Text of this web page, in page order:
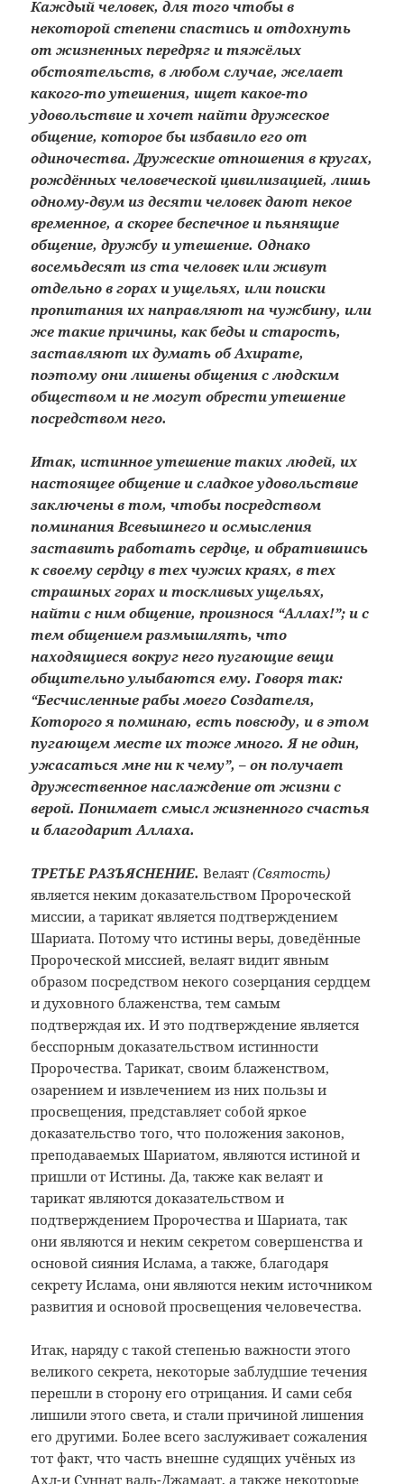
Каждый человек, для того чтобы в
некоторой степени спастись и отдохнуть
от жизненных передряг и тяжёлых
обстоятельств, в любом случае, желает
какого-то утешения, ищет какое-то
удовольствие и хочет найти дружеское
общение, которое бы избавило его от
одиночества. Дружеские отношения в кругах,
рождённых человеческой цивилизацией, лишь
одному-двум из десяти человек дают некое
временное, а скорее беспечное и пьянящие
общение, дружбу и утешение. Однако
восемьдесят из ста человек или живут
отдельно в горах и ущельях, или поиски
пропитания их направляют на чужбину, или
же такие причины, как беды и старость,
заставляют их думать об Ахирате,
поэтому они лишены общения с людским
обществом и не могут обрести утешение
посредством него.
Итак, истинное утешение таких людей, их
настоящее общение и сладкое удовольствие
заключены в том, чтобы посредством
поминания Всевышнего и осмысления
заставить работать сердце, и обратившись
к своему сердцу в тех чужих краях, в тех
страшных горах и тоскливых ущельях,
найти с ним общение, произнося “Аллах!”; и с
тем общением размышлять, что
находящиеся вокруг него пугающие вещи
общительно улыбаются ему. Говоря так:
“Бесчисленные рабы моего Создателя,
Которого я поминаю, есть повсюду, и в этом
пугающем месте их тоже много. Я не один,
ужасаться мне ни к чему”, – он получает
дружественное наслаждение от жизни с
верой. Понимает смысл жизненного счастья
и благодарит Аллаха.
ТРЕТЬЕ РАЗЪЯСНЕНИЕ.Велаят(Святость)
является неким доказательством Пророческой
миссии, а тарикат является подтверждением
Шариата. Потому что истины веры, доведённые
Пророческой миссией, велаят видит явным
образом посредством некого созерцания сердцем
и духовного блаженства, тем самым
подтверждая их. И это подтверждение является
бесспорным доказательством истинности
Пророчества. Тарикат, своим блаженством,
озарением и извлечением из них пользы и
просвещения, представляет собой яркое
доказательство того, что положения законов,
преподаваемых Шариатом, являются истиной и
пришли от Истины. Да, также как велаят и
тарикат являются доказательством и
подтверждением Пророчества и Шариата, так
они являются и неким секретом совершенства и
основой сияния Ислама, а также, благодаря
секрету Ислама, они являются неким источником
развития и основой просвещения человечества.
Итак, наряду с такой степенью важности этого
великого секрета, некоторые заблудшие течения
перешли в сторону его отрицания. И сами себя
лишили этого света, и стали причиной лишения
его другими. Более всего заслуживает сожаления
тот факт, что часть внешне судящих учёных из
Ахл-и Суннат валь-Джамаат, а также некоторые